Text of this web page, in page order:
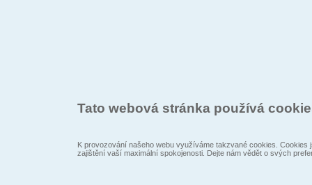
Tato webová stránka používá
K provozování našeho webu využíváme takzvané cookies.
zajištění vaší maximální spokojenosti. Dejte nám vědět o svých